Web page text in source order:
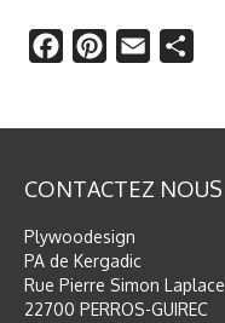
FacebookPinterest
Email
CONTACTEZ NOUS
Plywoodesign
PA de Kergadic
Rue Pierre Simon Laplace
22700 PERROS-GUIREC